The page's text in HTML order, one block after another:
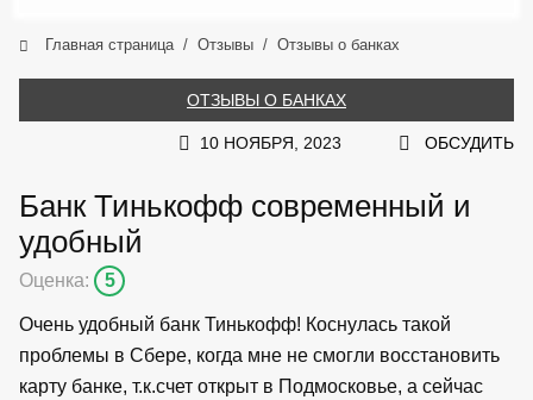
Главная страница Отзывы Отзывы о банках
ОТЗЫВЫ О БАНКАХ
10 НОЯБРЯ, 2023 ОБСУДИТЬ
Банк Тинькофф современный и
удобный
Оценка: 5
Очень удобный банк Тинькофф! Коснулась такой
проблемы в Сбере, когда мне не смогли восстановить
карту банке, т.к.счет открыт в Подмосковье, а сейчас